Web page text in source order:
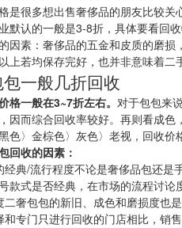
是很多想出售奢侈品的朋友比较
默认的一般是3-8折，具体要看回
因素：奢侈品的五金和皮质的磨
上若均保存完好，也并非意味着二
一般几折回收
格一般在3~7折左右。 对于包包来
因而综合回收率较好。再则看成
色〉金棕色〉灰色〉老视，回收
回收的因素：
经典/流行程度不论是奢侈品包还
款式是否经典，在市场的流程讨论
奢包包的新旧、成色和磨损度也
专门只进行回收的门店相比，销